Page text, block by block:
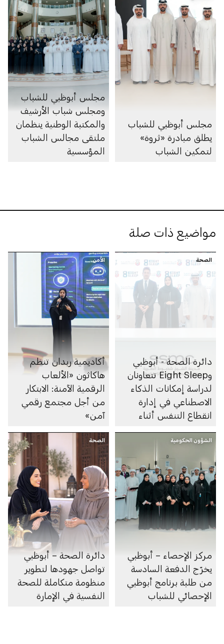
مجلس أبوظبي للشباب
يطلق مبادرة «ثروة»
لتمكين الشباب
مجلس أبوظبي للشباب
ومجلس شباب الأرشيف
والمكتبة الوطنية ينظمان
ملتقى مجالس الشباب
المؤسسية
مواضيع ذات صلة
الصحة
دائرة الصحة - أبوظبي
وEight Sleep تتعاونان
لدراسة إمكانات الذكاء
الاصطناعي في إدارة
انقطاع التنفس أثناء
الأمن
أكاديمية ربدان تنظم
هاكاثون «الألعاب
الرقمية الآمنة: الابتكار
من أجل مجتمع رقمي
آمن»
الشؤون الحكومية
مركز الإحصاء – أبوظبي
يخرّج الدفعة السادسة
من طلبة برنامج أبوظبي
الإحصائي للشباب
الصحة
دائرة الصحة – أبوظبي
تواصل جهودها لتطوير
منظومة متكاملة للصحة
النفسية في الإمارة